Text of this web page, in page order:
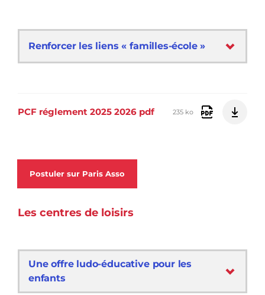
Renforcer les liens « familles-école »
PCF réglement 2025 2026 pdf 235 ko
Postuler sur Paris Asso
Les centres de loisirs
Une offre ludo-éducative pour les
enfants